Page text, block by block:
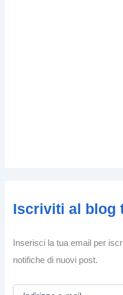
Iscriviti al blog
Inserisci la tua email per
notifiche di nuovi post.